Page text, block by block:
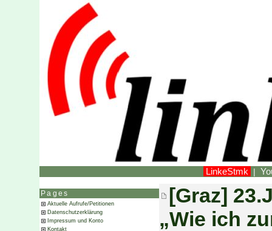
LinkeStmk |
Pages
Aktuelle Aufrufe/Petitionen
Datenschutzerklärung
Impressum und Konto
Kontakt
[Graz]
„Wie ich